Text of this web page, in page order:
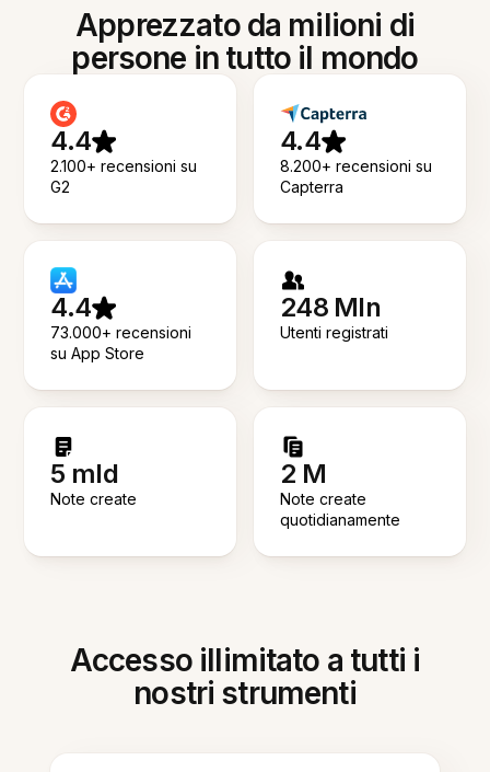
Apprezzato da milioni di
persone in tutto il mondo
4.4
2.100+ recensioni su
G2
4.4
8.200+ recensioni su
Capterra
4.4
73.000+ recensioni
su App Store
248 Mln
Utenti registrati
5 mld
Note create
2 M
Note create
quotidianamente
Accesso illimitato a tutti i
nostri strumenti